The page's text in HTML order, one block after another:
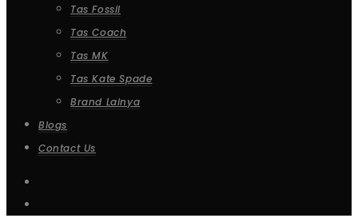
Tas Fossil
Tas Coach
Tas MK
Tas Kate Spade
Brand Lainya
Blogs
Contact Us